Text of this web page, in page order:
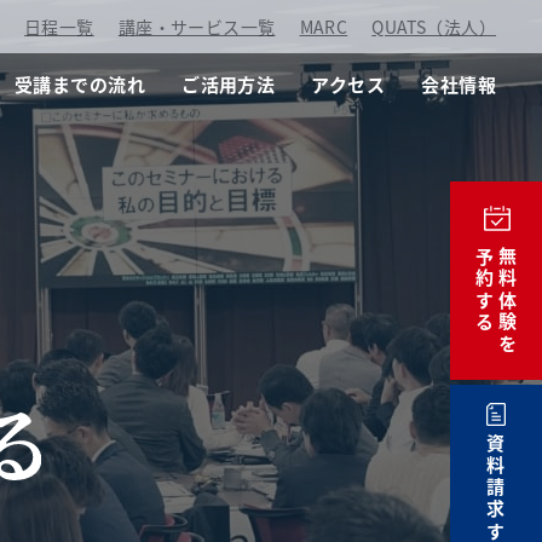
日程一覧 講座・サービス一覧 MARC QUATS（法人）
受講までの流れ ご活用方法 アクセス 会社情報
無料体験を
予約する
資料請求する